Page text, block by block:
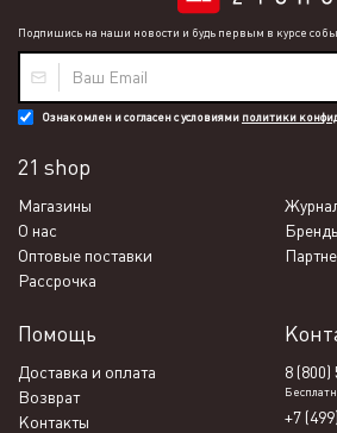
Подпишись на наши новости и будь первым в курсе
Ознакомлен и согласен с условиями политики
21 shop
Магазины
О нас
Оптовые поставки
Рассрочка
Помощь
Доставка и оплата
Возврат
Контакты
8 (800)
+7